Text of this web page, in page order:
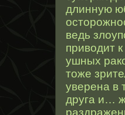
длинную
ведь
приводит
ушных
тоже
уверена в
друга и…